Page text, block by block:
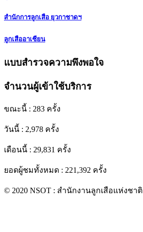
สำนักการลูกเสือ ยุวกาชาดฯ
ลูกเสืออาเซียน
แบบสำรวจความพึงพอใจ
จำนวนผู้เข้าใช้บริการ
ขณะนี้ : 283 ครั้ง
วันนี้ : 2,978 ครั้ง
เดือนนี้ : 29,831 ครั้ง
ยอดผู้ชมทั้งหมด : 221,392 ครั้ง
© 2020 NSOT : สำนักงานลูกเสือแห่งชาติ